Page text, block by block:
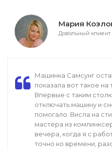
Мария
Довольный клиент
Машинка Самсунг
показала вот такое на
Впервые с таким
отключать машину и
помогало. Висла на
мастера из
вечера, когда я с
точно ко времени,